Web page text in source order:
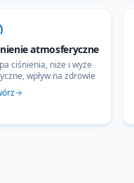
atmosferyczne
ciśnienia, niże i wyże
wpływ na zdrowie